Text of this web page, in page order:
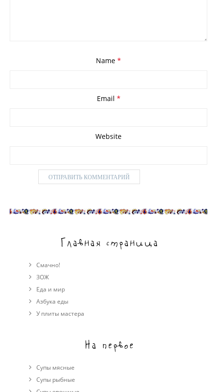
Name *
Email *
Website
Главная страница
Смачно!
ЗОЖ
Еда и мир
Азбука еды
У плиты мастера
На первое
Супы мясные
Супы рыбные